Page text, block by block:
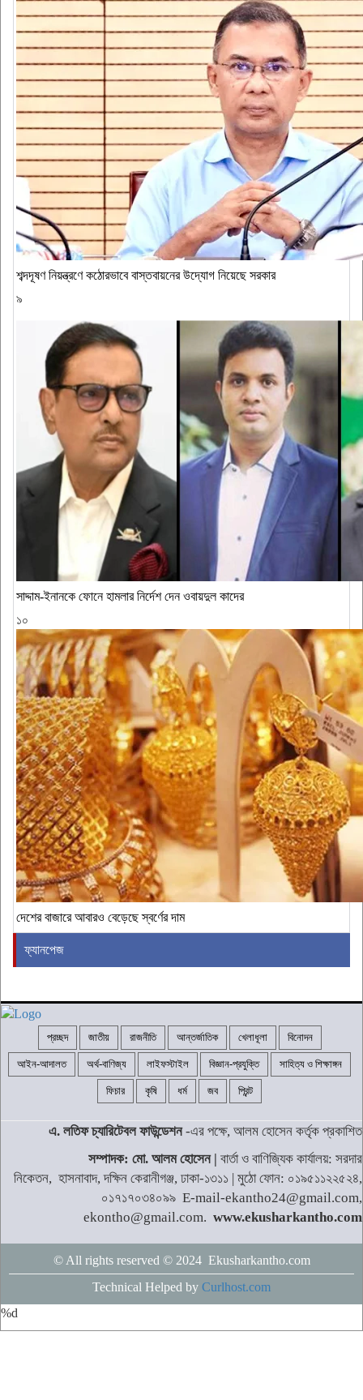
শব্দদূষণ নিয়ন্ত্রণে কঠোরভাবে বাস্তবায়নের উদ্যোগ নিয়েছে সরকার
৯
সাদ্দাম-ইনানকে ফোনে হামলার নির্দেশ দেন ওবায়দুল কাদের
১০
দেশের বাজারে আবারও বেড়েছে স্বর্ণের দাম
ফ্যানপেজ
প্রচ্ছদ জাতীয় রাজনীতি আন্তর্জাতিক খেলাধূলা বিনোদন
আইন-আদালত অর্থ-বাণিজ্য লাইফস্টাইল বিজ্ঞান-প্রযুক্তি সাহিত্য ও শিক্ষাঙ্গন
ফিচার কৃষি ধর্ম জব প্রিন্ট
এ. লতিফ চ্যারিটেবল ফাউন্ডেশন-এর পক্ষে, আলম হোসেন কর্তৃক প্রকাশিত
সম্পাদক: মো. আলম হোসেন | বার্তা ও বাণিজ্যিক কার্যালয়: সরদার
নিকেতন, হাসনাবাদ, দক্ষিন কেরানীগঞ্জ, ঢাকা-১৩১১ | মুঠো ফোন: ০১৯৫১১২২৫২৪,
০১৭১৭০৩৪০৯৯ E-mail-ekantho24@gmail.com,
ekontho@gmail.com. www.ekusharkantho.com
© All rights reserved © 2024 Ekusharkantho.com
Technical Helped by Curlhost.com
%d